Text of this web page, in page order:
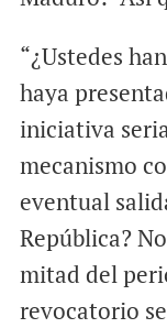
“¿Ustedes
haya
iniciativa
mecanismo
eventual
República?
mitad del
revocatorio